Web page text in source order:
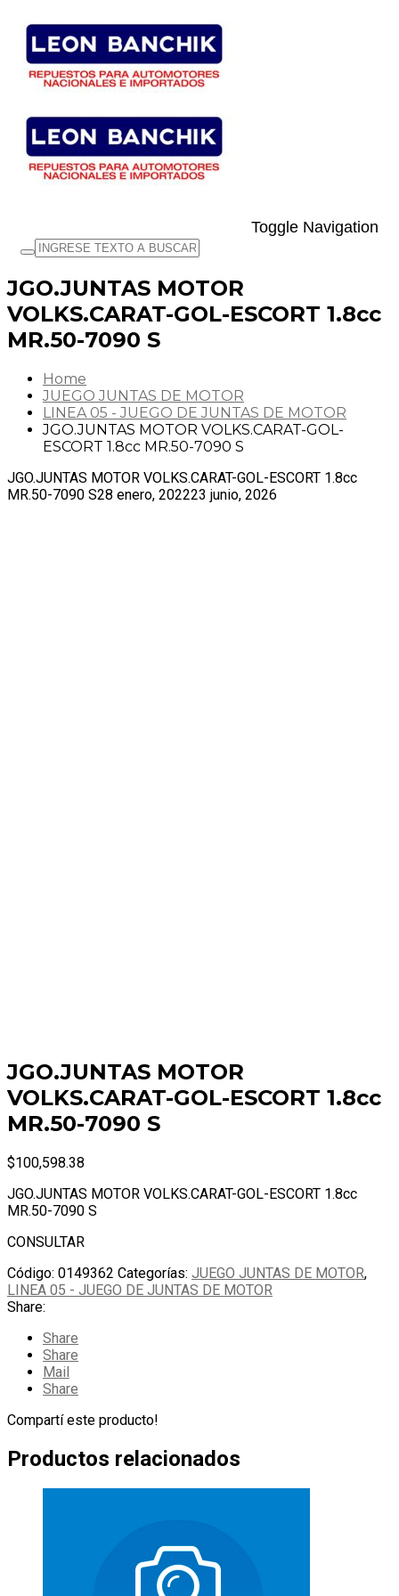
Toggle Navigation
JGO.JUNTAS MOTOR
VOLKS.CARAT-GOL-ESCORT 1.8cc
MR.50-7090 S
Home
JUEGO JUNTAS DE MOTOR
LINEA 05 - JUEGO DE JUNTAS DE MOTOR
JGO.JUNTAS MOTOR VOLKS.CARAT-GOL-
ESCORT 1.8cc MR.50-7090 S
JGO.JUNTAS MOTOR VOLKS.CARAT-GOL-ESCORT 1.8cc
MR.50-7090 S28 enero, 202223 junio, 2026
JGO.JUNTAS MOTOR
VOLKS.CARAT-GOL-ESCORT 1.8cc
MR.50-7090 S
$100,598.38
JGO.JUNTAS MOTOR VOLKS.CARAT-GOL-ESCORT 1.8cc
MR.50-7090 S
CONSULTAR
Código: 0149362 Categorías: JUEGO JUNTAS DE MOTOR,
LINEA 05 - JUEGO DE JUNTAS DE MOTOR
Share:
Share
Share
Mail
Share
Compartí este producto!
Productos relacionados